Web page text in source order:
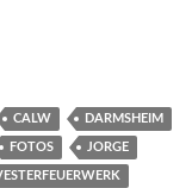
CALW DARMSHEIM
FOTOS JORGE